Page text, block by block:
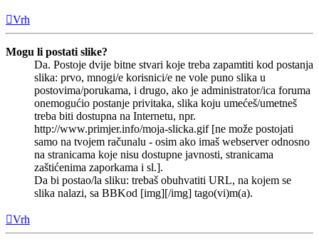
Vrh
Mogu li postati slike?
Da. Postoje dvije bitne stvari koje treba zapamtiti kod postanja
slika: prvo, mnogi/e korisnici/e ne vole puno slika u
postovima/porukama, i drugo, ako je administrator/ica foruma
onemogućio postanje privitaka, slika koju umećeš/umetneš
treba biti dostupna na Internetu, npr.
http://www.primjer.info/moja-slicka.gif [ne može postojati
samo na tvojem računalu - osim ako imaš webserver odnosno
na stranicama koje nisu dostupne javnosti, stranicama
zaštićenima zaporkama i sl.].
Da bi postao/la sliku: trebaš obuhvatiti URL, na kojem se
slika nalazi, sa BBKod [img][/img] tago(vi)m(a).
Vrh